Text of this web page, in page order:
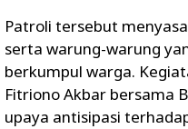
Patroli tersebut
serta warung-warung
berkumpul warga.
Fitriono Akbar bersama
upaya antisipasi